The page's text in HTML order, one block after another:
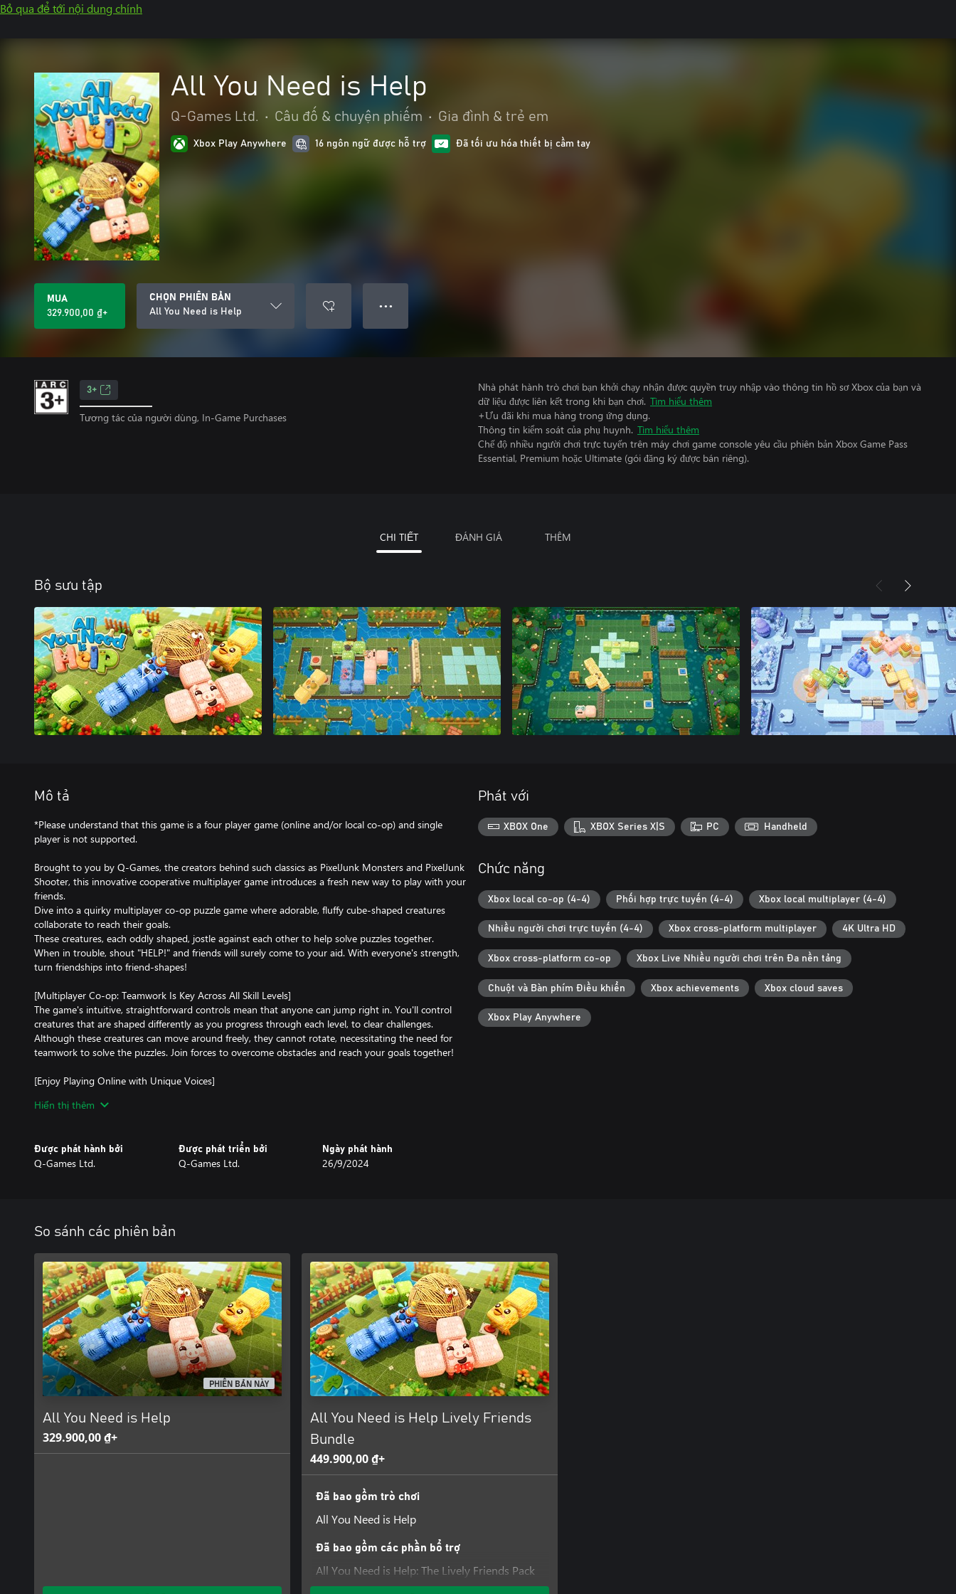
Bỏ qua để tới nội dung chính
All You Need is Help
Q-Games Ltd. • Câu đố & chuyện phiếm • Gia đình & trẻ em
Xbox Play Anywhere 16 ngôn ngữ được hỗ trợ Đã tối ưu hóa thiết bị cầm tay
MUA
329.900,00 ₫+
CHỌN PHIÊN BẢN
All You Need is Help
● ● ●
3+
Tương tác của người dùng, In-Game Purchases
Nhà phát hành trò chơi bạn khởi chạy nhận được quyền truy nhập vào thông tin hồ sơ Xbox của bạn và
dữ liệu được liên kết trong khi bạn chơi. Tìm hiểu thêm
+Ưu đãi khi mua hàng trong ứng dụng.
Thông tin kiểm soát của phụ huynh. Tìm hiểu thêm
Chế độ nhiều người chơi trực tuyến trên máy chơi game console yêu cầu phiên bản Xbox Game Pass
Essential, Premium hoặc Ultimate (gói đăng ký được bán riêng).
CHI TIẾT ĐÁNH GIÁ THÊM
Bộ sưu tập
Mô tả
*Please understand that this game is a four player game (online and/or local co-op) and single
player is not supported.
Brought to you by Q-Games, the creators behind such classics as PixelJunk Monsters and PixelJunk
Shooter, this innovative cooperative multiplayer game introduces a fresh new way to play with your
friends.
Dive into a quirky multiplayer co-op puzzle game where adorable, fluffy cube-shaped creatures
collaborate to reach their goals.
These creatures, each oddly shaped, jostle against each other to help solve puzzles together.
When in trouble, shout "HELP!" and friends will surely come to your aid. With everyone's strength,
turn friendships into friend-shapes!
[Multiplayer Co-op: Teamwork Is Key Across All Skill Levels]
The game's intuitive, straightforward controls mean that anyone can jump right in. You'll control
creatures that are shaped differently as you progress through each level, to clear challenges.
Although these creatures can move around freely, they cannot rotate, necessitating the need for
teamwork to solve the puzzles. Join forces to overcome obstacles and reach your goals together!
[Enjoy Playing Online with Unique Voices]
the voice feature, you can enjoy lively gaming sessions with distant friends as if they were right next
[Co-op Play, Combined Local and Online]
Whether you prefer playing locally or online, the game supports four players in any configuration.
Hiển thị thêm
Được phát hành bởi
Q-Games Ltd.
Được phát triển bởi
Q-Games Ltd.
Ngày phát hành
26/9/2024
Phát với
XBOX One XBOX Series X|S PC Handheld
Chức năng
Xbox local co-op (4-4) Phối hợp trực tuyến (4-4) Xbox local multiplayer (4-4)
Nhiều người chơi trực tuyến (4-4) Xbox cross-platform multiplayer 4K Ultra HD
Xbox cross-platform co-op Xbox Live Nhiều người chơi trên Đa nền tảng
Chuột và Bàn phím Điều khiển Xbox achievements Xbox cloud saves
Xbox Play Anywhere
So sánh các phiên bản
PHIÊN BẢN NÀY
All You Need is Help
329.900,00 ₫+
All You Need is Help Lively Friends
Bundle
449.900,00 ₫+
Đã bao gồm trò chơi
All You Need is Help
Đã bao gồm các phần bổ trợ
All You Need is Help: The Lively Friends Pack